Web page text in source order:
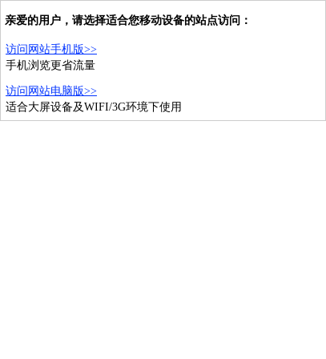
亲爱的用户，请选择适合您移动设备的站点访问：
访问网站手机版>>
手机浏览更省流量
访问网站电脑版>>
适合大屏设备及WIFI/3G环境下使用